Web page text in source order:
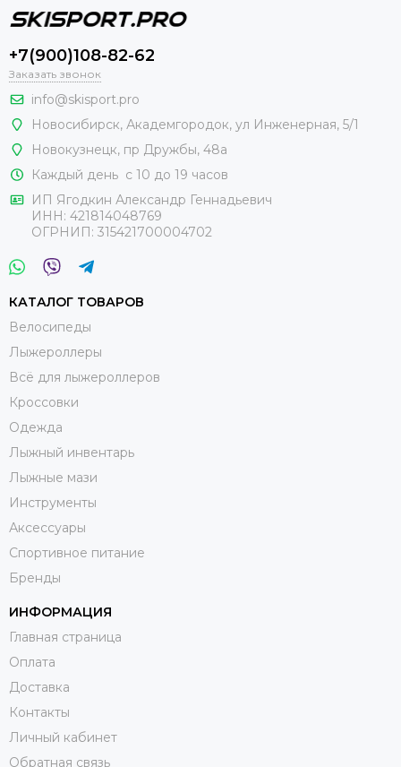
+7(900)108-82-62
Заказать звонок
info@skisport.pro
Новосибирск, Академгородок, ул Инженерная, 5/1
Новокузнецк, пр Дружбы, 48а
Каждый день с 10 до 19 часов
ИП Ягодкин Александр Геннадьевич
ИНН: 421814048769
ОГРНИП: 315421700004702
КАТАЛОГ ТОВАРОВ
Велосипеды
Лыжероллеры
Всё для лыжероллеров
Кроссовки
Одежда
Лыжный инвентарь
Лыжные мази
Инструменты
Аксессуары
Спортивное питание
Бренды
ИНФОРМАЦИЯ
Главная страница
Оплата
Доставка
Контакты
Личный кабинет
Обратная связь